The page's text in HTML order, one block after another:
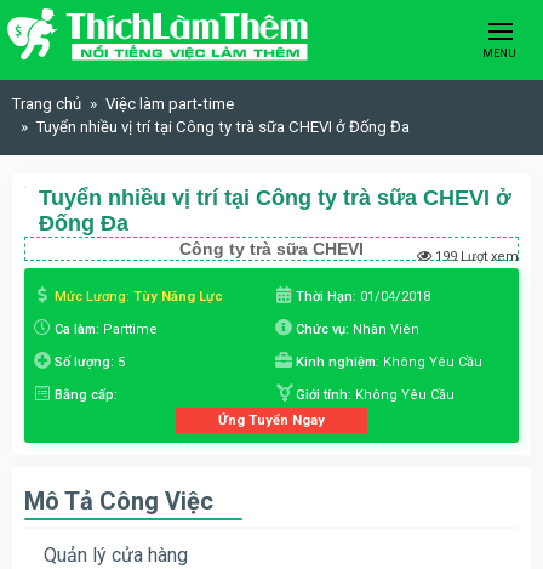
Skip to content
MENU
Trang chủ
Việc làm part-time
Tuyển nhiều vị trí tại Công ty trà sữa CHEVI ở Đống Đa
Tuyển nhiều vị trí tại Công ty trà sữa CHEVI ở
Đống Đa
Công ty trà sữa CHEVI 199 Lượt xem
Mức Lương: Tùy Năng Lực Thời Hạn: 01/04/2018
Ca làm: Parttime Chức vụ: Nhân Viên
Số lượng: 5 Kinh nghiệm: Không Yêu Cầu
Bằng cấp: Giới tính: Không Yêu Cầu
Ứng Tuyển Ngay
Mô Tả Công Việc
Quản lý cửa hàng